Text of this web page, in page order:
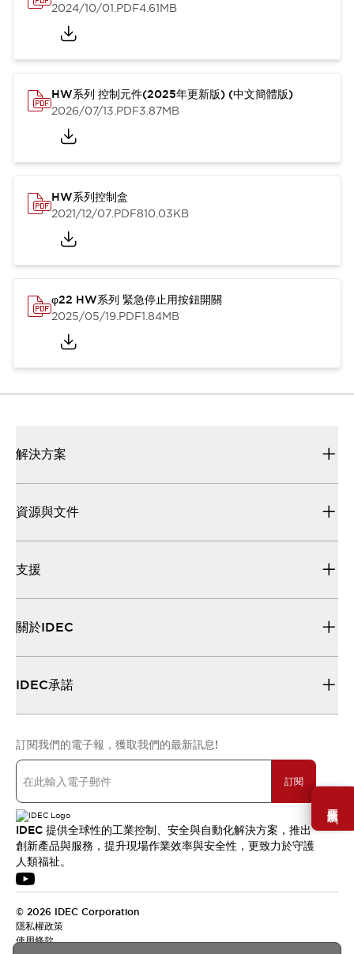
需要幫助嗎？
2024/10/01.PDF4.61MB
HW系列 控制元件(2025年更新版) (中文簡體版)
2026/07/13.PDF3.87MB
HW系列控制盒
2021/12/07.PDF810.03KB
φ22 HW系列 緊急停止用按鈕開關
2025/05/19.PDF1.84MB
解決方案
資源與文件
支援
關於IDEC
IDEC承諾
訂閱我們的電子報，獲取我們的最新訊息!
訂閱
IDEC 提供全球性的工業控制、安全與自動化解決方案，推出
創新產品與服務，提升現場作業效率與安全性，更致力於守護
人類福祉。
© 2026 IDEC Corporation
隱私權政策
使用條款